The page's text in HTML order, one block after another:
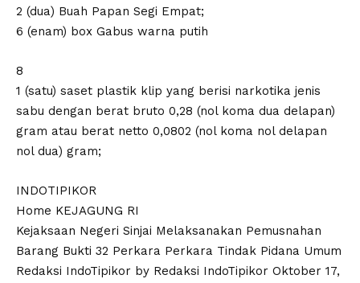
2 (dua) Buah Papan Segi Empat;
6 (enam) box Gabus warna putih
8
1 (satu) saset plastik klip yang berisi narkotika jenis
sabu dengan berat bruto 0,28 (nol koma dua delapan)
gram atau berat netto 0,0802 (nol koma nol delapan
nol dua) gram;
INDOTIPIKOR
Home KEJAGUNG RI
Kejaksaan Negeri Sinjai Melaksanakan Pemusnahan
Barang Bukti 32 Perkara Perkara Tindak Pidana Umum
Redaksi IndoTipikor by Redaksi IndoTipikor Oktober 17,